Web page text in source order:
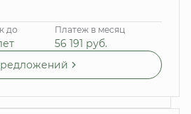
до Платеж в месяц
56 191 руб.